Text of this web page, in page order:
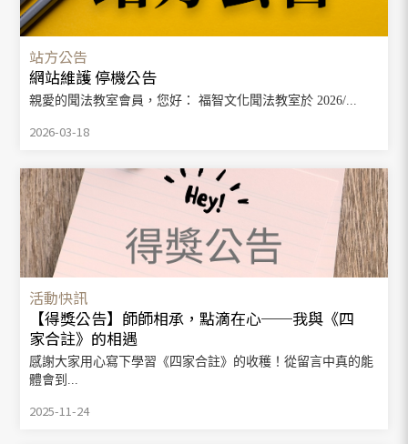
站方公告
網站維護 停機公告
親愛的聞法教室會員，您好： 福智文化聞法教室於 2026/...
2026-03-18
活動快訊
【得獎公告】師師相承，點滴在心──我與《四
家合註》的相遇
感謝大家用心寫下學習《四家合註》的收穫！從留言中真的能
體會到...
2025-11-24